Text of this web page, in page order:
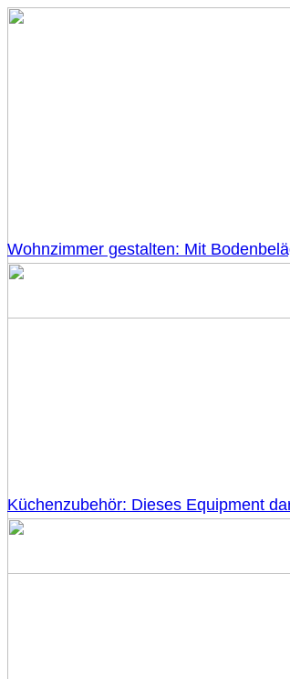
Wohnzimmer gestalten: Mit
Küchenzubehör: Dieses Equipment